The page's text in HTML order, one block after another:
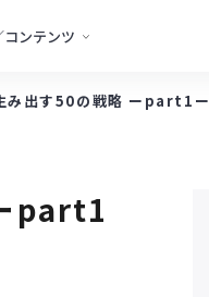
ンテンツ
み出す50の戦略 ーpart1ー
part1